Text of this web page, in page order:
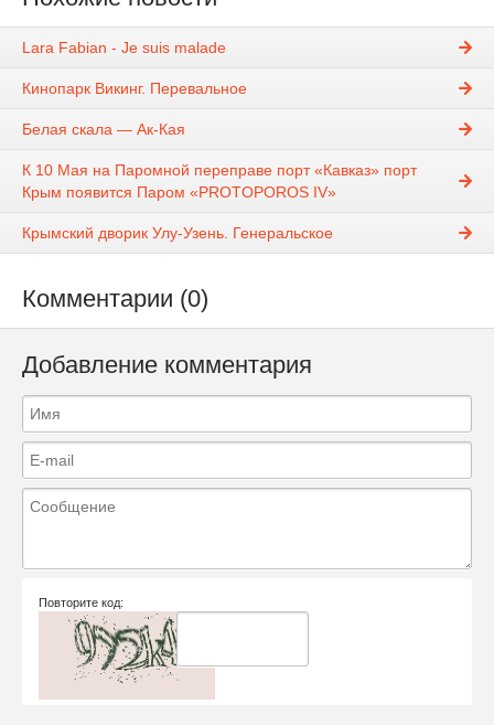
Lara Fabian - Je suis malade
Кинопарк Викинг. Перевальное
Белая скала — Ак-Кая
К 10 Мая на Паромной переправе порт «Кавказ» порт
Крым появится Паром «PROTOPOROS IV»
Крымский дворик Улу-Узень. Генеральское
Комментарии (0)
Добавление комментария
Повторите код: